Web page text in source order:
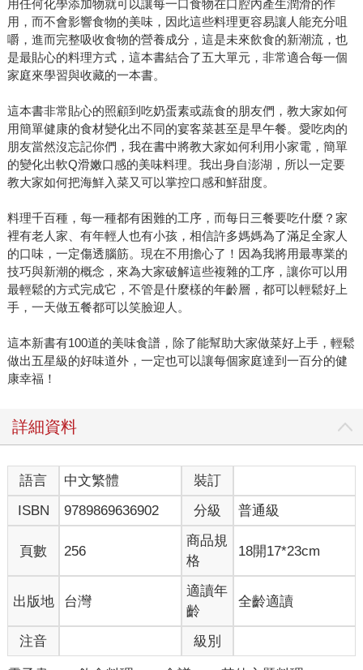
用任何化學添加物就可以讓每一口食物在口腔內產生潤滑的作
用，而不會影響食物的美味，因此這些料理更容易讓人能充分咀
嚼，進而完整吸收食物的營養成分，這是未來飲食的新潮流，也
是最貼心的料理方式，這本書結合了五大單元，非常適合每一個
家庭來學習與收藏的一本書。
這本書非常貼心的照顧到吃奶蛋素或蔬食的朋友們，教大家如何
用簡單健康的食材變化出不同的宴客菜甚至是早午餐。愛吃肉的
朋友當然沒忘記你們，我在書中將教大家如何利用小家電，簡單
的變化出軟Q滑嫩口感的美味料理。我出身自澎湖，所以一定要
教大家如何把海鮮入菜又可以掌控口感和鮮甜度。
料理千百種，每一種都有困難的工序，而每日三餐要吃什麼？家
裡有老人家、有年輕人也有小孩，相信許多媽媽為了滿足全家人
的口味，一定傷透腦筋。現在不用擔心了！因為我將用最專業的
技巧與新潮的概念，來為大家破解這些複雜的工序，讓你可以用
最輕鬆的方式完成它，不管是什麼樣的年齡層，都可以輕鬆好上
手，一天做五餐都可以笑臉迎人。
這本新書有100道的美味食譜，除了能幫助大家做菜好上手，輕鬆
做出五星級的好味道外，一定也可以讓每個家庭達到一百分的健
康幸福！
詳細資料
語言 中文繁體
裝訂
ISBN
9789869636902 分級 普通級
頁數 256
商品規
格
18開17*23cm
出版地 台灣
適讀年
齡
全齡適讀
注音 級別